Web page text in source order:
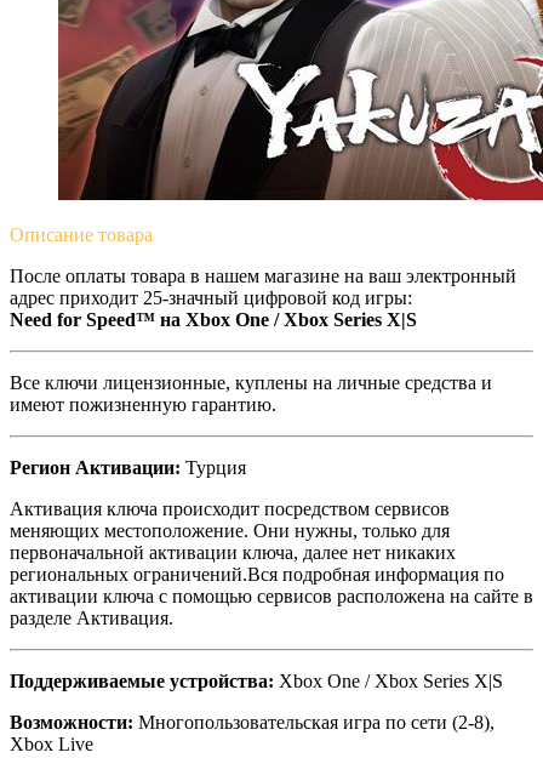
Описание товара
После оплаты товара в нашем магазине на ваш электронный
адрес приходит 25-значный цифровой код игры:
Need for Speed™ на Xbox One / Xbox Series X|S
Все ключи лицензионные, куплены на личные средства и
имеют пожизненную гарантию.
Регион Активации: Турция
Активация ключа происходит посредством сервисов
меняющих местоположение. Они нужны, только для
первоначальной активации ключа, далее нет никаких
региональных ограничений.Вся подробная информация по
активации ключа с помощью сервисов расположена на сайте в
разделе Активация.
Поддерживаемые устройства: Xbox One / Xbox Series X|S
Возможности: Многопользовательская игра по сети (2-8),
Xbox Live